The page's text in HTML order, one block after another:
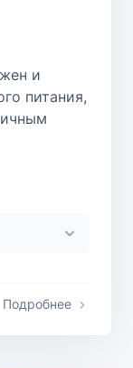
и
питания,
Подробнее